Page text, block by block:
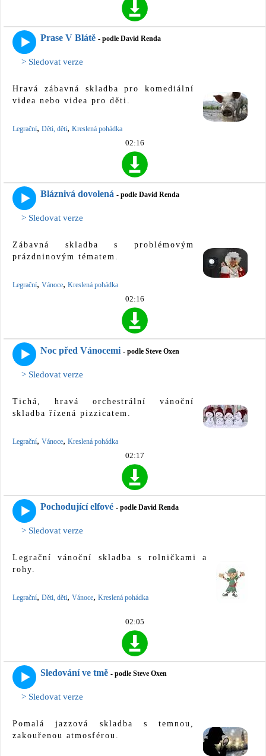
Prase V Blátě - podle David Renda
> Sledovat verze
Hravá zábavná skladba pro komediální
videa nebo videa pro děti.
Legrační, Děti, děti, Kreslená pohádka
02:16
Bláznivá dovolená - podle David Renda
> Sledovat verze
Zábavná skladba s problémovým
prázdninovým tématem.
Legrační, Vánoce, Kreslená pohádka
02:16
Noc před Vánocemi - podle Steve Oxen
> Sledovat verze
Tichá, hravá orchestrální vánoční
skladba řízená pizzicatem.
Legrační, Vánoce, Kreslená pohádka
02:17
Pochodující elfové - podle David Renda
> Sledovat verze
Legrační vánoční skladba s rolničkami a
rohy.
Legrační, Děti, děti, Vánoce, Kreslená pohádka
02:05
Sledování ve tmě - podle Steve Oxen
> Sledovat verze
Pomalá jazzová skladba s temnou,
zakouřenou atmosférou.